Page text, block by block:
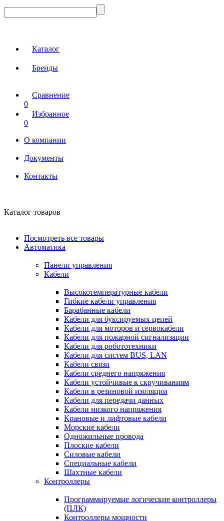
Каталог
Бренды
Сравнение
0
Избранное
0
О компании
Документы
Контакты
Каталог товаров
Посмотреть все товары
Автоматика
Панели управления
Кабели
Высокотемпературные кабели
Гибкие кабели управления
Барабанные кабели
Кабели для буксируемых цепей
Кабели для моторов и сервокабели
Кабели для пожарной сигнализации
Кабели для робототехники
Кабели для систем BUS, LAN
Кабели связи
Кабели среднего напряжения
Кабели устойчивые к скручиваниям
Кабели в резиновой изоляции
Кабели для передачи данных
Кабели низкого напряжения
Крановые и лифтовые кабели
Морские кабели
Одножильные провода
Плоские кабели
Силовые кабели
Специальные кабели
Шахтные кабели
Контроллеры
Программируемые логические контроллеры
(ПЛК)
Контроллеры мощности